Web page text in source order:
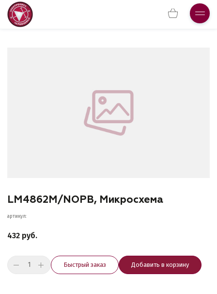
LM4862M/NOPB, Микросхема
артикул:
432 руб.
Добавить в корзину
Быстрый заказ